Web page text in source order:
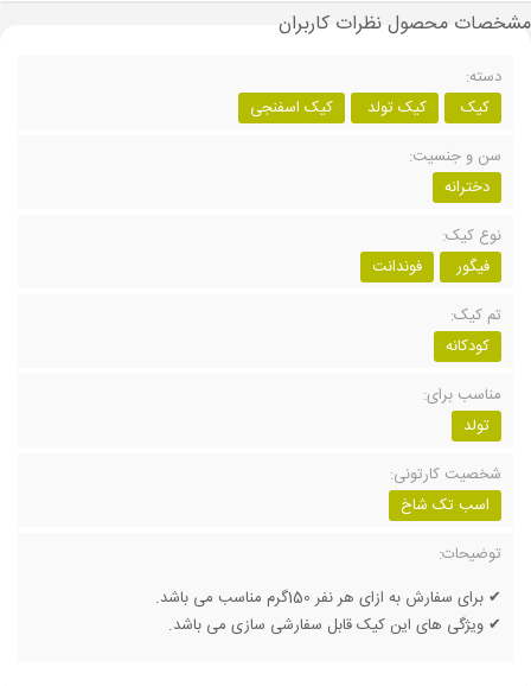
مشخصات محصولنظرات کاربران
دسته:
کیک
کیک تولد
کیک اسفنجی
سن و جنسیت:
دخترانه
نوع کیک:
فیگور
فوندانت
تم کیک:
کودکانه
مناسب برای:
تولد
شخصیت کارتونی:
اسب تک شاخ
توضیحات:
✔ برای سفارش به ازای هر نفر 150گرم مناسب می باشد.
✔ ویژگی های این کیک قابل سفارشی سازی می باشد.